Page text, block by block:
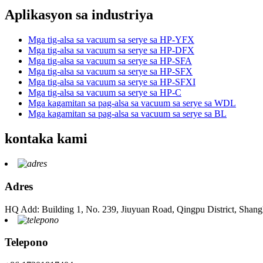
Aplikasyon sa industriya
Mga tig-alsa sa vacuum sa serye sa HP-YFX
Mga tig-alsa sa vacuum sa serye sa HP-DFX
Mga tig-alsa sa vacuum sa serye sa HP-SFA
Mga tig-alsa sa vacuum sa serye sa HP-SFX
Mga tig-alsa sa vacuum sa serye sa HP-SFXI
Mga tig-alsa sa vacuum sa serye sa HP-C
Mga kagamitan sa pag-alsa sa vacuum sa serye sa WDL
Mga kagamitan sa pag-alsa sa vacuum sa serye sa BL
kontaka kami
Adres
HQ Add: Building 1, No. 239, Jiuyuan Road, Qingpu District,
Telepono